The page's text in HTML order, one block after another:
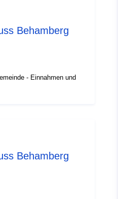
Behamberg
- Einnahmen und
Behamberg